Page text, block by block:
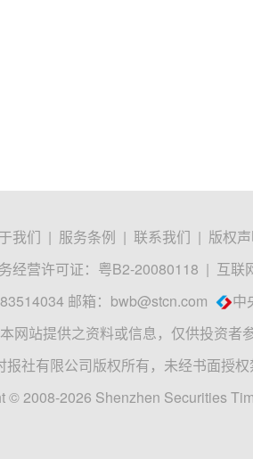
我们 | 服务条例 | 联系我们 | 版权
经营许可证：粤B2-20080118 | 互联
邮箱： bwb@stcn.com 中
本网站提供之资料或信息，仅供投资者
报社有限公司版权所有，未经书面授权
© 2008-2026 Shenzhen Securities